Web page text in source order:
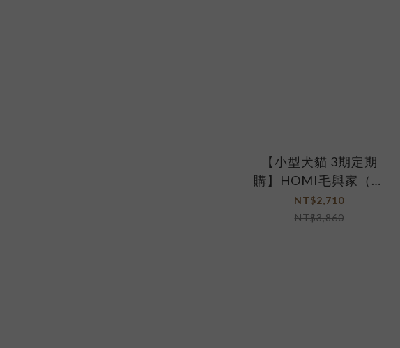
【小型犬貓 3期定期
購】HOMI毛與家（關
節照護升級組）日日好
魚油2盒+好關膝30入x2
NT$2,710
NT$3,860